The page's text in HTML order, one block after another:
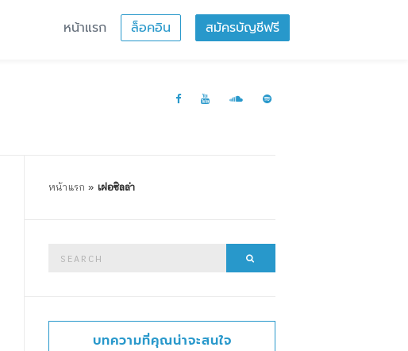
หน้าแรก ล็อคอิน สมัครบัญชีฟรี
หน้าแรก » เฝอซิลล่า
บทความที่คุณน่าจะสนใจ